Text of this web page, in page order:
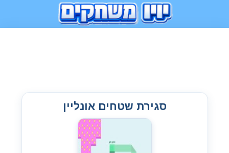
סגירת שטחים אונליין